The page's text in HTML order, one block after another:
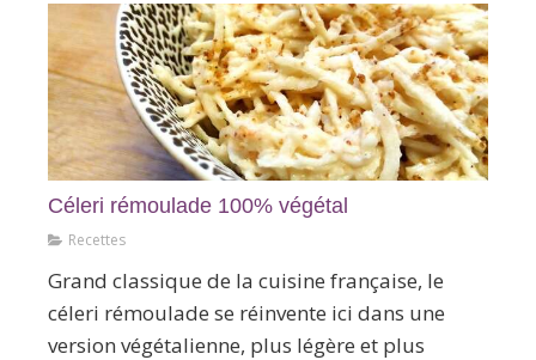
Céleri rémoulade 100% végétal
Recettes
Grand classique de la cuisine française, le
céleri rémoulade se réinvente ici dans une
version végétalienne, plus légère et plus